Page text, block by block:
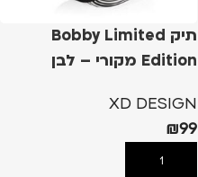
תיק Bobby Limited
Edition מקורי – לבן
XD DESIGN
₪99
הוספה לסל